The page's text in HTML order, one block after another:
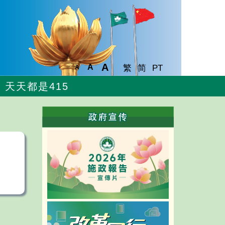
A A A 繁 简 PT
天天都是415